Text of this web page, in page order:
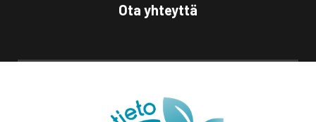
Ota yhteyttä